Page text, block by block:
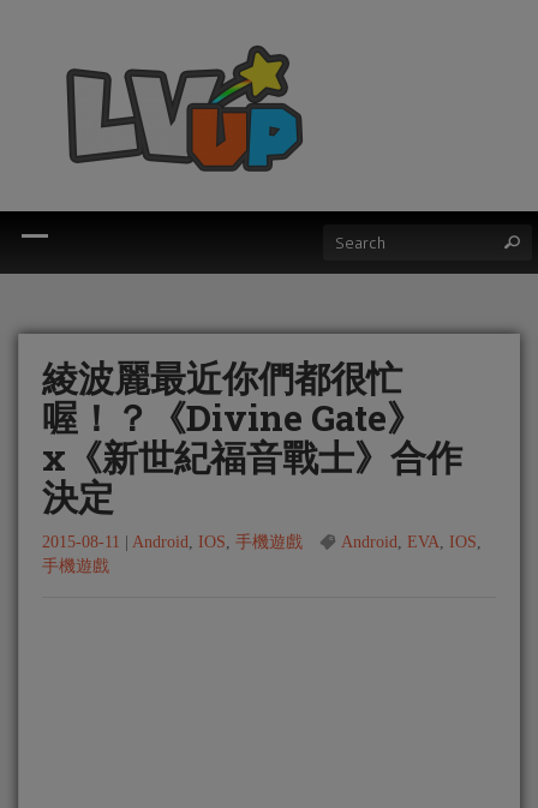
綾波麗最近你們都很忙
喔！？《Divine Gate》
x《新世紀福音戰士》合作
決定
2015-08-11 Android, IOS, 手機遊戲 Android, EVA, IOS,
手機遊戲